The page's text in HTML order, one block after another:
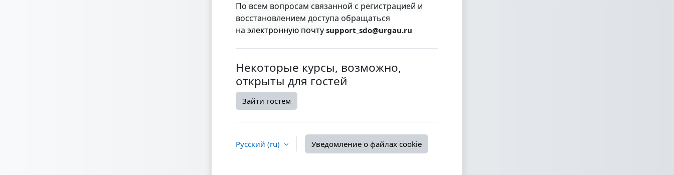
По всем вопросам связанной с регистрацией и
восстановлением доступа обращаться
на электронную почту support_sdo@urgau.ru
Некоторые курсы, возможно,
открыты для гостей
Зайти гостем
Русский ‎(ru)‎ Уведомление о файлах cookie